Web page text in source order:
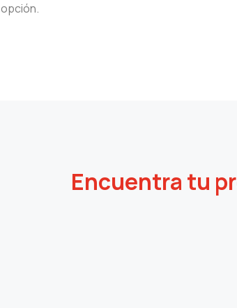
opción.
Encuentra tu